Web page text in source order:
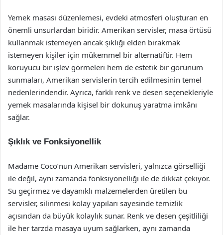
Yemek masası düzenlemesi, evdeki atmosferi oluşturan en
önemli unsurlardan biridir. Amerikan servisler, masa örtüsü
kullanmak istemeyen ancak şıklığı elden bırakmak
istemeyen kişiler için mükemmel bir alternatiftir. Hem
koruyucu bir işlev görmeleri hem de estetik bir görünüm
sunmaları, Amerikan servislerin tercih edilmesinin temel
nedenlerindendir. Ayrıca, farklı renk ve desen seçenekleriyle
yemek masalarında kişisel bir dokunuş yaratma imkânı
sağlar.
Şıklık ve Fonksiyonellik
Madame Coco’nun Amerikan servisleri, yalnızca görselliği
ile değil, aynı zamanda fonksiyonelliği ile de dikkat çekiyor.
Su geçirmez ve dayanıklı malzemelerden üretilen bu
servisler, silinmesi kolay yapıları sayesinde temizlik
açısından da büyük kolaylık sunar. Renk ve desen çeşitliliği
ile her tarzda masaya uyum sağlarken, aynı zamanda